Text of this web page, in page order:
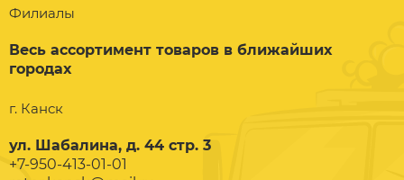
Филиалы
Весь ассортимент товаров в ближайших
городах
г. Канск
ул. Шабалина, д. 44 стр. 3
+7-950-413-01-01